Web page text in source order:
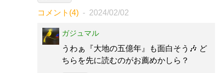
コメント(4) 2024/02/02
ガジュマル
うわぁ『大地の五億年』も面白そう🎶 ど
ちらを先に読むのがお薦めかしら？